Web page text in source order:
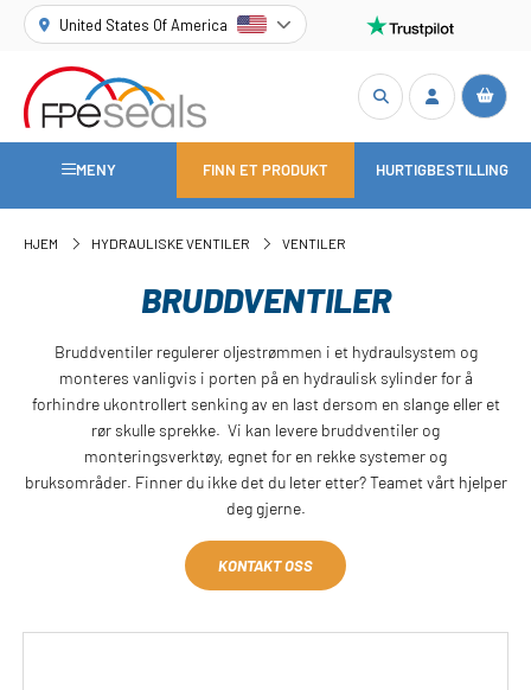
United States Of America
MENY FINN ET PRODUKT HURTIGBESTILLING
HJEM HYDRAULISKE VENTILER VENTILER
BRUDDVENTILER
Bruddventiler regulerer oljestrømmen i et hydraulsystem og
monteres vanligvis i porten på en hydraulisk sylinder for å
forhindre ukontrollert senking av en last dersom en slange eller et
rør skulle sprekke. Vi kan levere bruddventiler og
monteringsverktøy, egnet for en rekke systemer og
bruksområder. Finner du ikke det du leter etter? Teamet vårt hjelper
deg gjerne.
KONTAKT OSS